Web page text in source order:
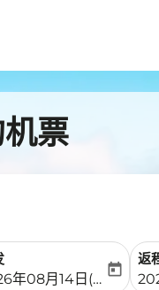
票
departure-
年08月14日(周五)
today
返
fc-